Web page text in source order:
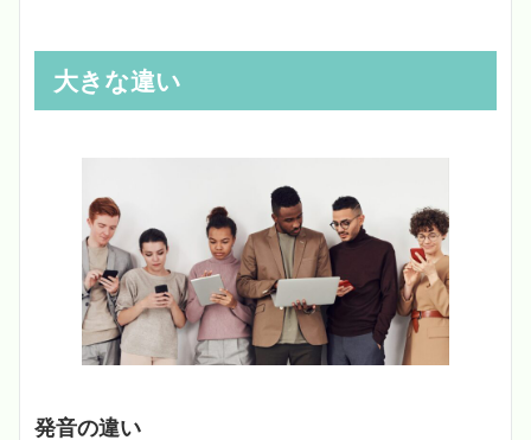
大きな違い
発音の違い